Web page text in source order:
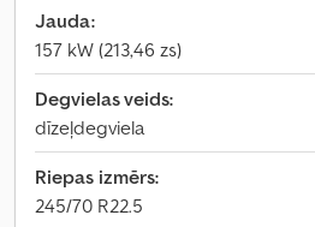
Jauda:
157 kW (213,46 zs)
Degvielas veids:
dīzeļdegviela
Riepas izmērs:
245/70 R22.5